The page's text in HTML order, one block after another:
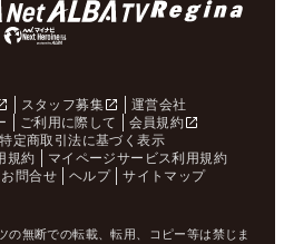
スタッフ募集
運営会社
ご利用に際して
会員規約
特定商取引法に基づく表示
規約
マイページサービス利用規約
お問合せ ヘルプ サイトマップ
の無断での転載、転用、コピー等は禁じま